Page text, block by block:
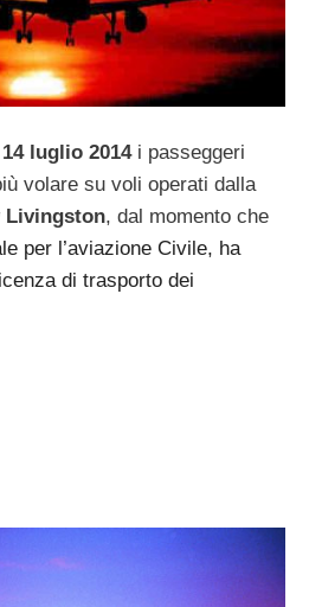
14 luglio 2014i passeggeri
volare su voli operati dalla
Livingston, dal momento che
per l’aviazione Civile, ha
di trasporto dei